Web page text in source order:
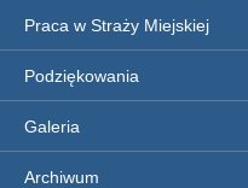
Praca w Straży Miejskiej
Podziękowania
Galeria
Archiwum